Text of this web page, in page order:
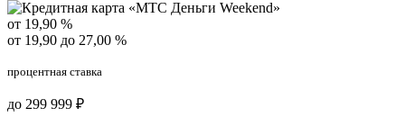
от 19,90 %
от 19,90 до 27,00 %
процентная ставка
до 299 999 ₽